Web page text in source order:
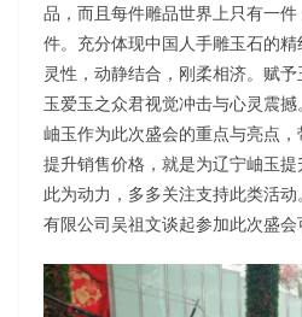
品，而且每件雕品世界上只有一
件。充分体现中国人手雕玉石的
灵性，动静结合，刚柔相济。赋
玉爱玉之众君视觉冲击与心灵震
岫玉作为此次盛会的重点与亮点
提升销售价格，就是为辽宁岫玉
此为动力，多多关注支持此类活
有限公司吴祖文谈起参加此次盛会